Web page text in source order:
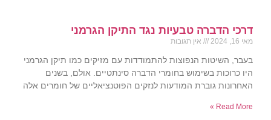
דרכי הדברה טבעיות נגד התיקן הגרמני
מאי 16, 2024 אין תגובות
בעבר, השיטות הנפוצות להתמודדות עם מזיקים כמו תיקן הגרמני
היו כרוכות בשימוש בחומרי הדברה סינתטיים. אולם, בשנים
האחרונות גוברת המודעות לנזקים הפוטנציאליים של חומרים אלה
Read More »